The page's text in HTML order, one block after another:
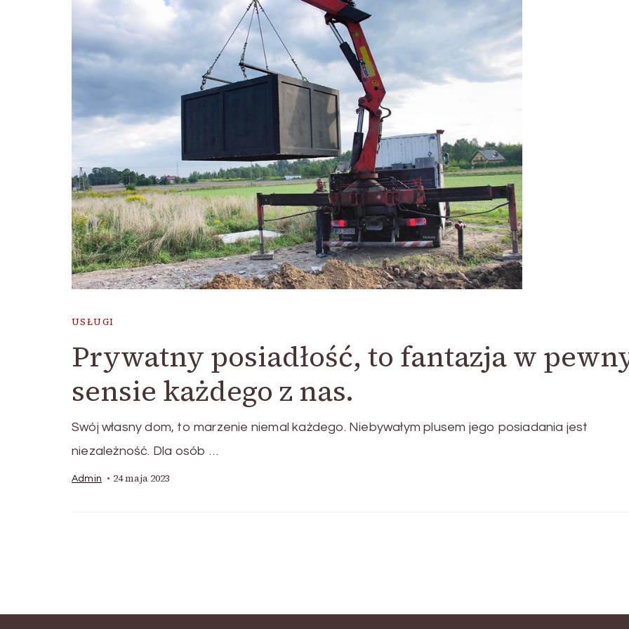
USŁUGI
Prywatny posiadłość, to fantazja w
sensie każdego z nas.
Swój własny dom, to marzenie niemal każdego. Niebywałym plusem jego posiadania jest
niezależność. Dla osób …
Admin 24 maja 2023